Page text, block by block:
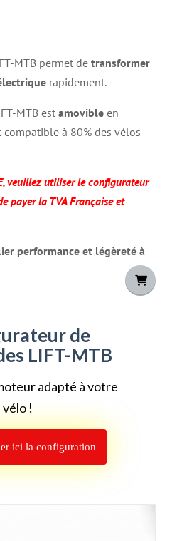
MTB permet de transformer
rapidement.
MTB est amovible en
compatible à 80% des vélos
veuillez utiliser le configurateur
payer la TVA Française et
performance et légèreté à
de
LIFT-MTB
adapté à votre
vélo !
ici la configuration